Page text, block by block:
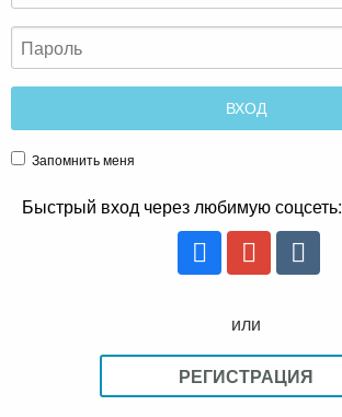
Запомнить меня
Быстрый вход через любимую соцсеть:
или
РЕГИСТРАЦИЯ